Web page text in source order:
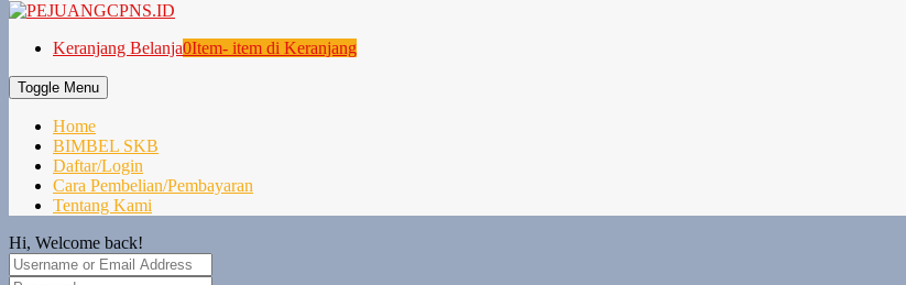
Keranjang Belanja0Item- item di Keranjang
Toggle Menu
Home
BIMBEL SKB
Daftar/Login
Cara Pembelian/Pembayaran
Tentang Kami
Hi, Welcome back!